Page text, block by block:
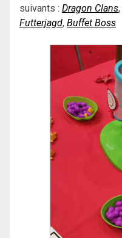
suivants : Dragon Clans,
Futterjagd, Buffet Boss